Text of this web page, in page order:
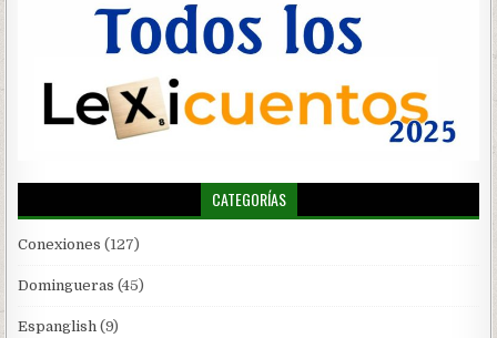
CATEGORÍAS
Conexiones (127)
Domingueras (45)
Espanglish (9)